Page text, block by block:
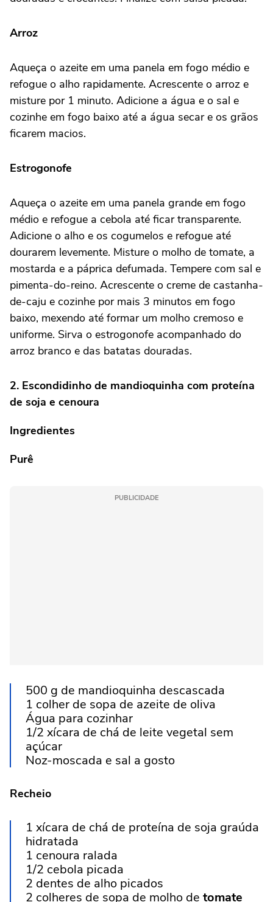
Arroz
Aqueça o azeite em uma panela em fogo médio e
refogue o alho rapidamente. Acrescente o arroz e
misture por 1 minuto. Adicione a água e o sal e
cozinhe em fogo baixo até a água secar e os grãos
ficarem macios.
Estrogonofe
Aqueça o azeite em uma panela grande em fogo
médio e refogue a cebola até ficar transparente.
Adicione o alho e os cogumelos e refogue até
dourarem levemente. Misture o molho de tomate, a
mostarda e a páprica defumada. Tempere com sal e
pimenta-do-reino. Acrescente o creme de castanha-
de-caju e cozinhe por mais 3 minutos em fogo
baixo, mexendo até formar um molho cremoso e
uniforme. Sirva o estrogonofe acompanhado do
arroz branco e das batatas douradas.
2. Escondidinho de mandioquinha com proteína
de soja e cenoura
Ingredientes
Purê
PUBLICIDADE
500 g de mandioquinha descascada
1 colher de sopa de azeite de oliva
Água para cozinhar
1/2 xícara de chá de leite vegetal sem
açúcar
Noz-moscada e sal a gosto
Recheio
1 xícara de chá de proteína de soja graúda
hidratada
1 cenoura ralada
1/2 cebola picada
2 dentes de alho picados
2 colheres de sopa de molho de tomate